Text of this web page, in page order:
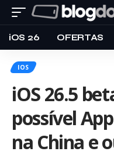
iOS 26 OFERTAS
IOS
iOS 26.5
possível
na China e